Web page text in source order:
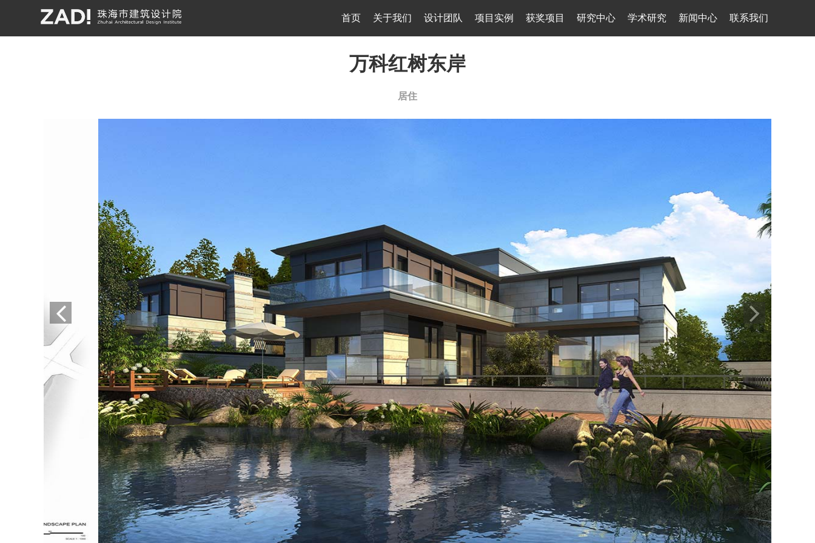
首页 关于我们 设计团队 项目实例 获奖项目 研究中心 学术研究 新闻中心 联系我们
万科红树东岸
居住